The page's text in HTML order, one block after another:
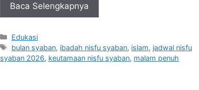
Baca Selengkapnya
Kategori
Edukasi
Tag
bulan syaban, ibadah nisfu syaban, islam, jadwal nisfu
syaban 2026, keutamaan nisfu syaban, malam penuh